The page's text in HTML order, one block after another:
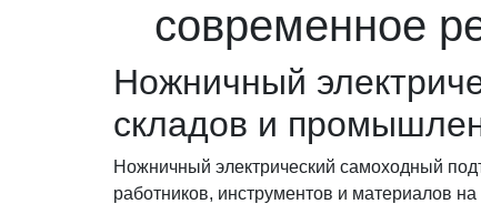
современное
Ножничный
складов и
Ножничный электрический самоходный
работников, инструментов и материалов